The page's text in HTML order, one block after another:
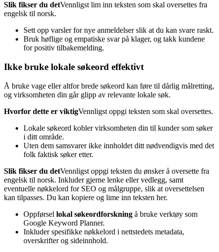
Slik fikser du detVennligst lim inn teksten som skal oversettes fra
engelsk til norsk.
Sett opp varsler for nye anmeldelser slik at du kan svare raskt.
Bruk høflige og empatiske svar på klager, og takk kundene
for positiv tilbakemelding.
Ikke bruke lokale søkeord effektivt
Å bruke vage eller altfor brede søkeord kan føre til dårlig målretting,
og virksomheten din går glipp av relevante lokale søk.
Hvorfor dette er viktigVennligst oppgi teksten som skal oversettes.
Lokale søkeord kobler virksomheten din til kunder som søker
i ditt område.
Uten dem samsvarer ikke innholdet ditt nødvendigvis med det
folk faktisk søker etter.
Slik fikser du detVennligst oppgi teksten du ønsker å oversette fra
engelsk til norsk. Inkluder gjerne lenke eller vedlegg, samt
eventuelle nøkkelord for SEO og målgruppe, slik at oversettelsen
kan tilpasses. Du kan kopiere og lime inn teksten her.
Oppførsel lokal søkeordforskning å bruke verktøy som
Google Keyword Planner.
Inkluder spesifikke nøkkelord i nettstedets metadata,
overskrifter og sideinnhold.